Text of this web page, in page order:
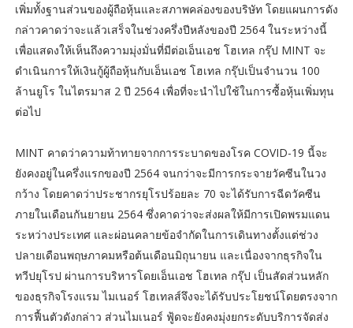
เพิ่มทั้งฐานส่วนของผู้ถือหุ้นและสภาพคล่องของบริษัท โดยแผนการดัง
กล่าวคาดว่าจะแล้วเสร็จในช่วงครึ่งปีหลังของปี 2564 ในระหว่างนี้
เพื่อแสดงให้เห็นถึงความมุ่งมั่นที่มีต่อเอ็นเอช โฮเทล กรุ๊ป MINT จะ
ดำเนินการให้เงินกู้ผู้ถือหุ้นกับเอ็นเอช โฮเทล กรุ๊ปเป็นจำนวน 100
ล้านยูโร ในไตรมาส 2 ปี 2564 เพื่อที่จะนำไปใช้ในการซื้อหุ้นเพิ่มทุน
ต่อไป
MINT คาดว่าความท้าทายจากการระบาดของโรค COVID-19 นี้จะ
ยังคงอยู่ในครึ่งแรกของปี 2564 จนกว่าจะมีการกระจายวัคซีนในวง
กว้าง โดยคาดว่าประชากรยุโรปร้อยละ 70 จะได้รับการฉีดวัคซีน
ภายในเดือนกันยายน 2564 ซึ่งคาดว่าจะส่งผลให้มีการเปิดพรมแดน
ระหว่างประเทศ และผ่อนคลายข้อจำกัดในการเดินทางตั้งแต่ช่วง
ปลายเดือนพฤษภาคมหรือต้นเดือนมิถุนายน และเนื่องจากธุรกิจใน
ทวีปยุโรป ผ่านการบริหารโดยเอ็นเอช โฮเทล กรุ๊ป เป็นสัดส่วนหลัก
ของธุรกิจโรงแรม ไมเนอร์ โฮเทลส์จึงจะได้รับประโยชน์โดยตรงจาก
การฟื้นตัวดังกล่าว ส่วนไมเนอร์ ฟู้ดจะยังคงมุ่งยกระดับบริการจัดส่ง